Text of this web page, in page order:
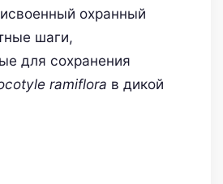
охранный
шаги,
для сохранения
ramiflora в дикой